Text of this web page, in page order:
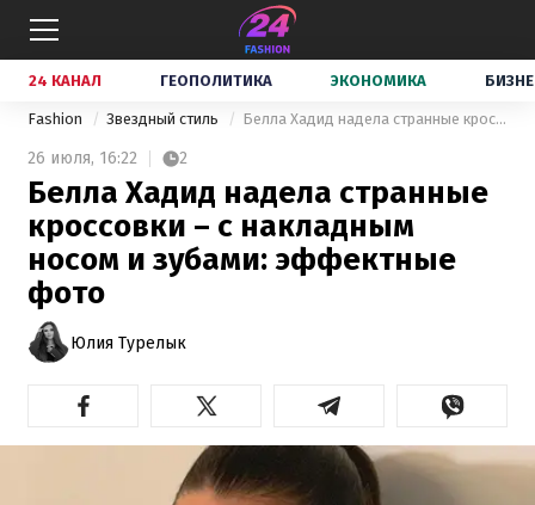
24 КАНАЛ ГЕОПОЛИТИКА ЭКОНОМИКА
Fashion Звездный стиль Белла Хадид надела странные кроссовки – с накладным носом и зубами: эффектные фото
26 июля, 16:22 2
Белла Хадид надела странные
кроссовки – с накладным
носом и зубами: эффектные
фото
Юлия Турелык